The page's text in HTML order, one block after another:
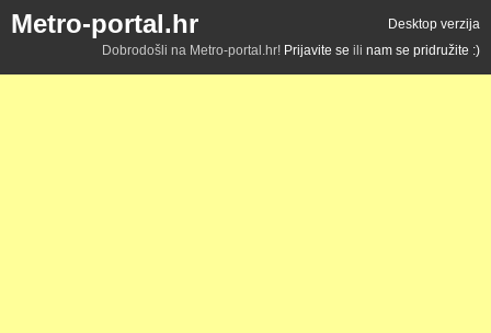
Metro-portal.hr
Desktop verzija
Dobrodošli na Metro-portal.hr! Prijavite se ili nam se pridružite :)